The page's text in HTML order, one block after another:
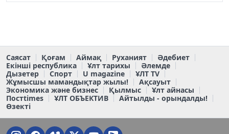
Саясат Қоғам Аймақ Руханият
Әдебиет
Екінші республика
Ұлт тарихы
Әлемде
Дызетер
Спорт U magazine
ҰЛТ TV
Жұмысшы мамандықтар жылы!
Ақсауыт
Экономика және бизнес
Қылмыс
Ұлт айнасы
Постtimes
ҰЛТ ОБЪЕКТИВ
Айтылды - орындалды!
Өзекті